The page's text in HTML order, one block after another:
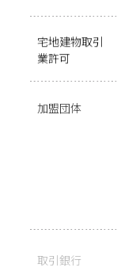
宅地建物取引
業許可
加盟団体
取引銀行